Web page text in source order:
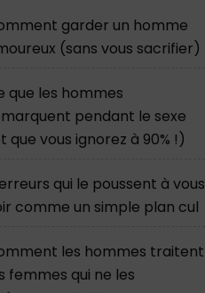
garder un homme
(sans vous sacrifier)
que les hommes
pendant le sexe
que vous ignorez à 90% !)
qui le poussent à vous
comme un simple plan cul
les hommes traitent
femmes qui ne les